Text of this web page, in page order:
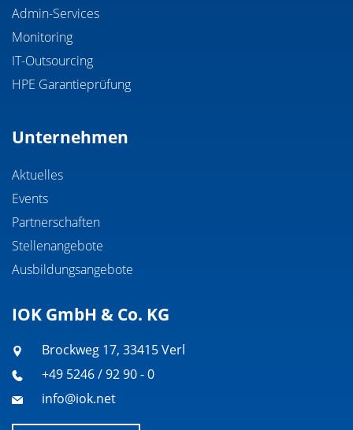
Admin-Services
Monitoring
IT-Outsourcing
HPE Garantieprüfung
Unternehmen
Aktuelles
Events
Partnerschaften
Stellenangebote
Ausbildungsangebote
IOK GmbH & Co. KG
Brockweg 17, 33415 Verl
+49 5246 / 92 90 - 0
info@iok.net